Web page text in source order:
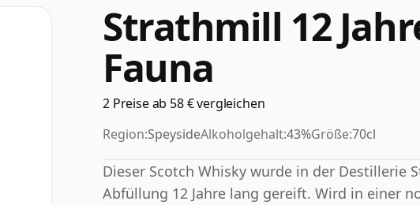
Strathmill 12
Fauna
2 Preise ab 58 € vergleichen
Region:SpeysideAlkoholgehalt:43%Größe:70cl
Dieser Scotch Whisky wurde in der
Abfüllung 12 Jahre lang gereift. Wird in einer